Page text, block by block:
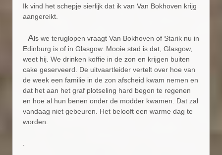
Ik vind het schepje sierlijk dat ik van Van Bokhoven krijg
aangereikt.
Als we teruglopen vraagt Van Bokhoven of Starik nu in
Edinburg is of in Glasgow. Mooie stad is dat, Glasgow,
weet hij. We drinken koffie in de zon en krijgen buiten
cake geserveerd. De uitvaartleider vertelt over hoe van
de week een familie in de zon afscheid kwam nemen en
dat het aan het graf plotseling hard begon te regenen
en hoe al hun benen onder de modder kwamen. Dat zal
vandaag niet gebeuren. Het belooft een warme dag te
worden.
.